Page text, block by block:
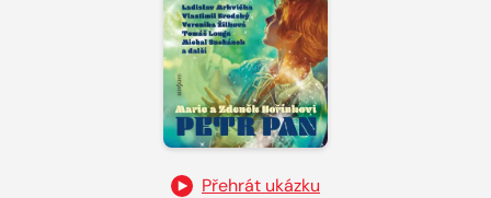
Přehrát ukázku